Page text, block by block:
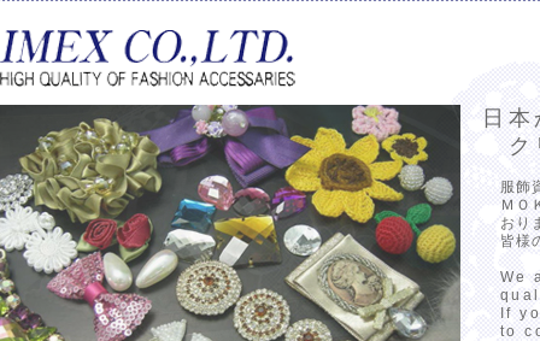
日
ク
服飾
ＭＯ
おり
皆様
We
If
to